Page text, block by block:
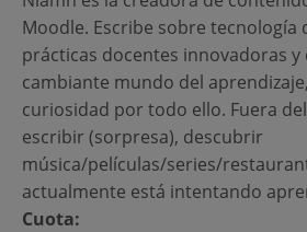
Moodle. Escribe sobre tecnología
prácticas docentes innovadoras y
cambiante mundo del
curiosidad por todo ello. Fuera
escribir (sorpresa), descubrir
música/películas/series/
actualmente está intentando
Cuota: